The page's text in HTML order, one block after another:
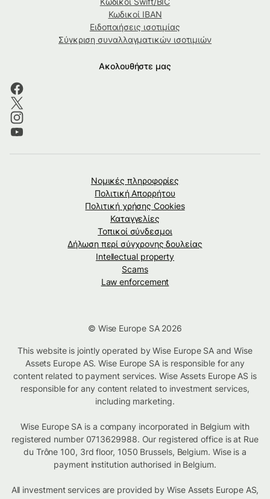
Κωδικοί IBAN
Ειδοποιήσεις ισοτιμίας
Σύγκριση συναλλαγματικών ισοτιμιών
Ακολουθήστε μας
Νομικές πληροφορίες
Πολιτική Απορρήτου
Πολιτική χρήσης Cookies
Καταγγελίες
Τοπικοί σύνδεσμοι
Δήλωση περί σύγχρονης δουλείας
Intellectual property
Scams
Law enforcement
© Wise Europe SA 2026
This website is jointly operated by Wise Europe SA and Wise
Assets Europe AS. Wise Europe SA is responsible for any
content related to payment services. Wise Assets Europe AS is
responsible for any content related to investment services,
including marketing.
Wise Europe SA is a company incorporated in Belgium with
registered number 0713629988. Our registered office is at Rue
du Trône 100, 3rd floor, 1050 Brussels, Belgium. Wise is a
payment institution authorised in Belgium.
All investment services are provided by Wise Assets Europe AS,